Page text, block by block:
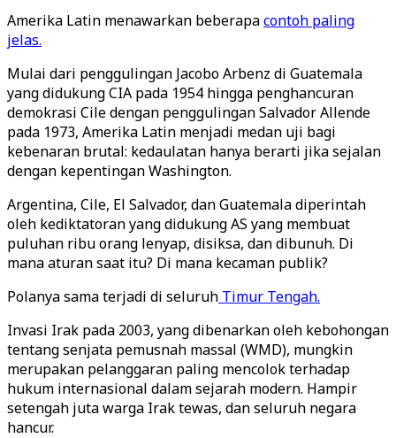
Amerika Latin menawarkan beberapacontoh paling
jelas.
Mulai dari penggulingan Jacobo Arbenz di Guatemala
yang didukung CIA pada 1954 hingga penghancuran
demokrasi Cile dengan penggulingan Salvador Allende
pada 1973, Amerika Latin menjadi medan uji bagi
kebenaran brutal: kedaulatan hanya berarti jika sejalan
dengan kepentingan Washington.
Argentina, Cile, El Salvador, dan Guatemala diperintah
oleh kediktatoran yang didukung AS yang membuat
puluhan ribu orang lenyap, disiksa, dan dibunuh. Di
mana aturan saat itu? Di mana kecaman publik?
Polanya sama terjadi di seluruh Timur Tengah.
Invasi Irak pada 2003, yang dibenarkan oleh kebohongan
tentang senjata pemusnah massal (WMD), mungkin
merupakan pelanggaran paling mencolok terhadap
hukum internasional dalam sejarah modern. Hampir
setengah juta warga Irak tewas, dan seluruh negara
hancur.